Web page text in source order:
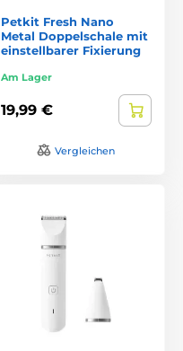
Petkit Fresh Nano
Metal Doppelschale mit
einstellbarer Fixierung
Am Lager
19,99 €
Vergleichen